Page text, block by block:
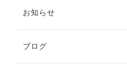
お知らせ
ブログ